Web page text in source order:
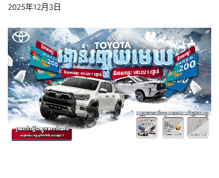
2025年12月3日